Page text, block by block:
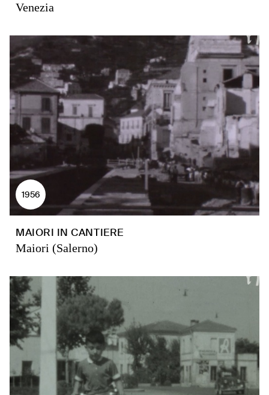
Venezia
1956
MAIORI IN CANTIERE
Maiori (Salerno)